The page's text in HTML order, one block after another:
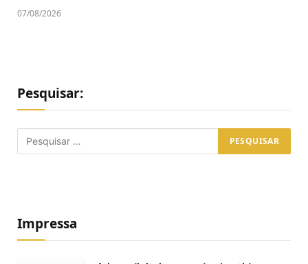
07/08/2026
Pesquisar:
Impressa